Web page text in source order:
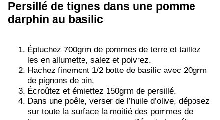
Persillé de tignes dans une pomme
darphin au basilic
Épluchez 700grm de pommes de terre et taillez
les en allumette, salez et poivrez.
Hachez finement 1/2 botte de basilic avec 20grm
de pignons de pin.
Écroûtez et émiettez 150grm de persillé.
Dans une poêle, verser de l’huile d’olive, déposez
sur toute la surface la moitié des pommes de